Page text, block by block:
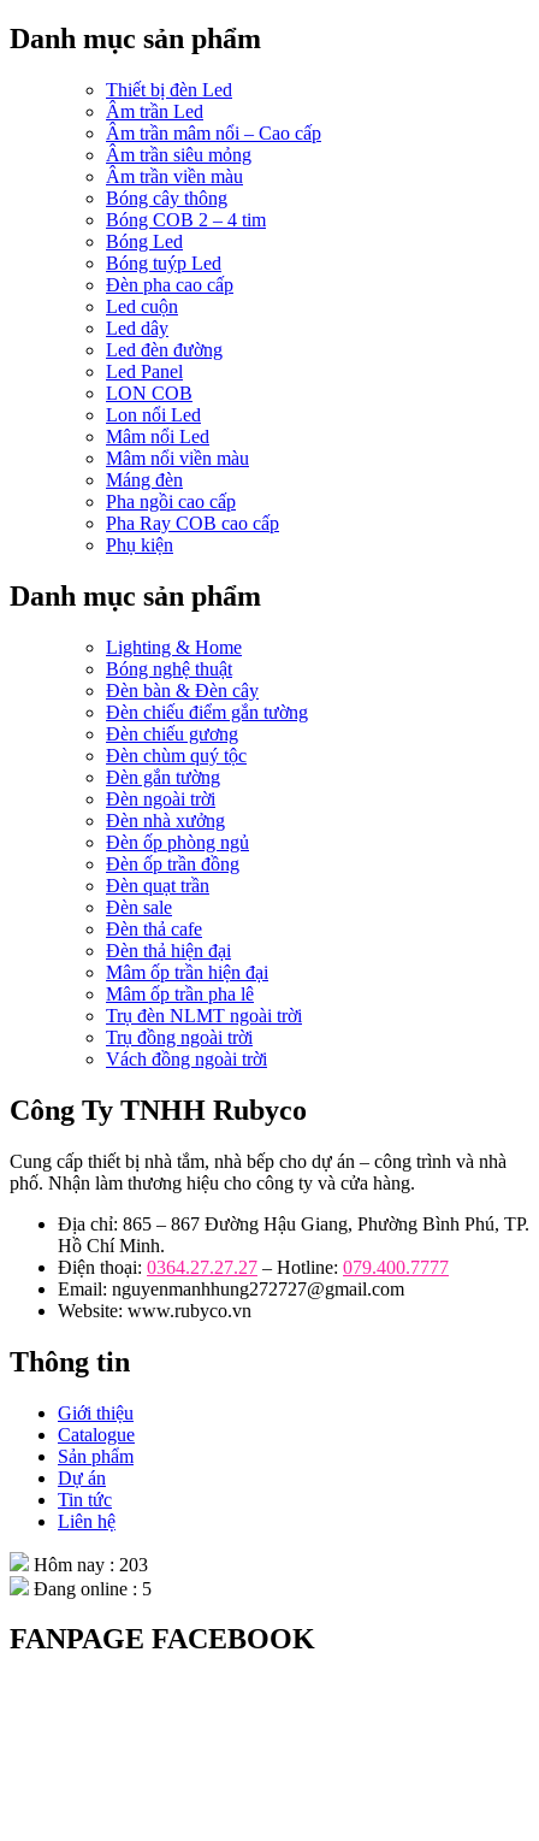
Danh mục sản phẩm
Thiết bị đèn Led
Âm trần Led
Âm trần mâm nổi – Cao cấp
Âm trần siêu mỏng
Âm trần viền màu
Bóng cây thông
Bóng COB 2 – 4 tim
Bóng Led
Bóng tuýp Led
Đèn pha cao cấp
Led cuộn
Led dây
Led đèn đường
Led Panel
LON COB
Lon nổi Led
Mâm nổi Led
Mâm nổi viền màu
Máng đèn
Pha ngồi cao cấp
Pha Ray COB cao cấp
Phụ kiện
Danh mục sản phẩm
Lighting & Home
Bóng nghệ thuật
Đèn bàn & Đèn cây
Đèn chiếu điểm gắn tường
Đèn chiếu gương
Đèn chùm quý tộc
Đèn gắn tường
Đèn ngoài trời
Đèn nhà xưởng
Đèn ốp phòng ngủ
Đèn ốp trần đồng
Đèn quạt trần
Đèn sale
Đèn thả cafe
Đèn thả hiện đại
Mâm ốp trần hiện đại
Mâm ốp trần pha lê
Trụ đèn NLMT ngoài trời
Trụ đồng ngoài trời
Vách đồng ngoài trời
Công Ty TNHH Rubyco
Cung cấp thiết bị nhà tắm, nhà bếp cho dự án – công trình và nhà
phố. Nhận làm thương hiệu cho công ty và cửa hàng.
Địa chỉ: 865 – 867 Đường Hậu Giang, Phường Bình Phú, TP.
Hồ Chí Minh.
Điện thoại: 0364.27.27.27 – Hotline: 079.400.7777
Email: nguyenmanhhung272727@gmail.com
Website: www.rubyco.vn
Thông tin
Giới thiệu
Catalogue
Sản phẩm
Dự án
Tin tức
Liên hệ
Hôm nay : 203
Đang online : 5
FANPAGE FACEBOOK